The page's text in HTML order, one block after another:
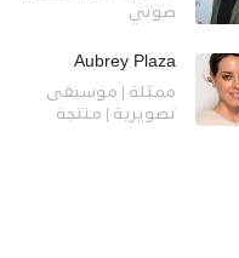
صوتي
Aubrey Plaza
ممثلة | موسيقى
تصويرية | منتجة